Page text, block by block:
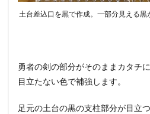
土台差込口を黒で作成。一部分見える黒
勇者の剣の部分がそのままカタチ
目立たない色で補強します。
足元の土台の黒の支柱部分が目立